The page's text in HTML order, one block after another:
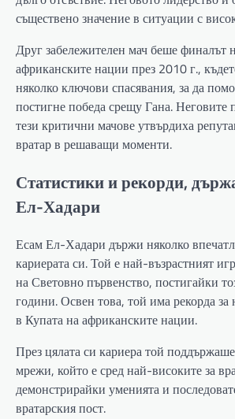
съществено значение в ситуации с
Друг забележителен мач беше финалът
африканските нации през 2010 г.,
няколко ключови спасявания, за да
постигне победа срещу Гана. Неговите
тези критични мачове утвърдиха
вратар в решаващи моменти.
Статистики и рекорди,
Ел-Хадари
Есам Ел-Хадари държи няколко
кариерата си. Той е най-възрастният
на Световно първенство, постигайки
години. Освен това, той има рекорда
в Купата на африканските нации.
През цялата си кариера той
мрежи, който е сред най-високите за
демонстрирайки уменията и
вратарския пост.